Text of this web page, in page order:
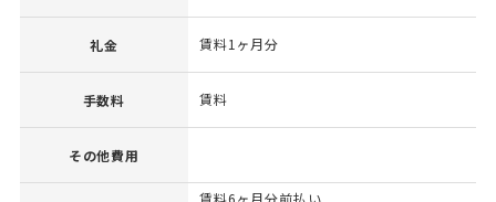
礼金 賃料1ヶ月分
手数料 賃料
その他費用
賃料6ヶ月分前払い